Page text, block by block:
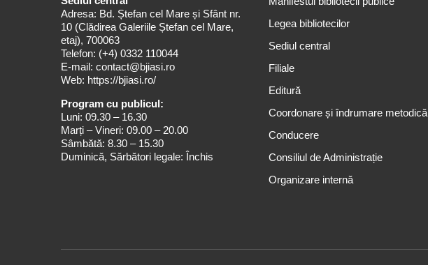
Adresa: Bd. Ștefan cel Mare și Sfânt nr.
10 (Clădirea Galeriile Ștefan cel Mare,
etaj), 700063
Telefon: (+4) 0332 110044
E-mail: contact@bjiasi.ro
Web: https://bjiasi.ro/
Program cu publicul:
Luni: 09.30 – 16.30
Marți – Vineri: 09.00 – 20.00
Sâmbătă: 8.30 – 15.30
Duminică, Sărbători legale: Închis
Legea bibliotecilor
Sediul central
Filiale
Editură
Coordonare și îndrumare metodică
Conducere
Consiliul de Administrație
Organizare internă